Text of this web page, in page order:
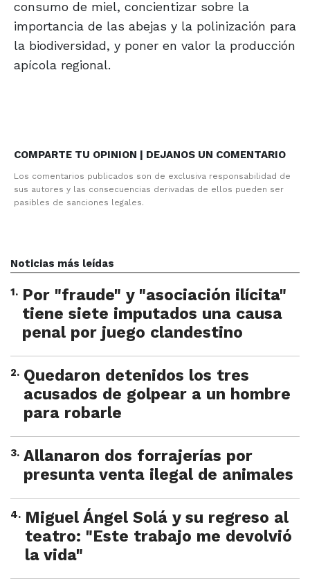
consumo de miel, concientizar sobre la
importancia de las abejas y la polinización para
la biodiversidad, y poner en valor la producción
apícola regional.
COMPARTE TU OPINION | DEJANOS UN COMENTARIO
Los comentarios publicados son de exclusiva responsabilidad de
sus autores y las consecuencias derivadas de ellos pueden ser
pasibles de sanciones legales.
Noticias más leídas
1. Por "fraude" y "asociación ilícita"
tiene siete imputados una causa
penal por juego clandestino
2. Quedaron detenidos los tres
acusados de golpear a un hombre
para robarle
3. Allanaron dos forrajerías por
presunta venta ilegal de animales
4. Miguel Ángel Solá y su regreso al
teatro: "Este trabajo me devolvió
la vida"